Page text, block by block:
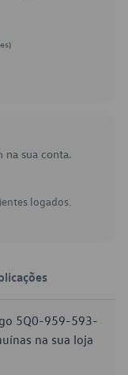
na sua conta.
logados.
5Q0-959-593-
na sua loja